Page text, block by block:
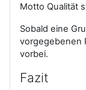
Motto Qualität
Sobald eine
vorgegebenen
vorbei.
Fazit